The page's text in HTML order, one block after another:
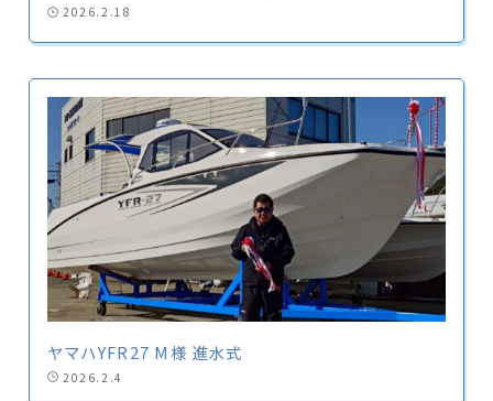
2026.2.18
ヤマハYFR27 M様 進水式
2026.2.4